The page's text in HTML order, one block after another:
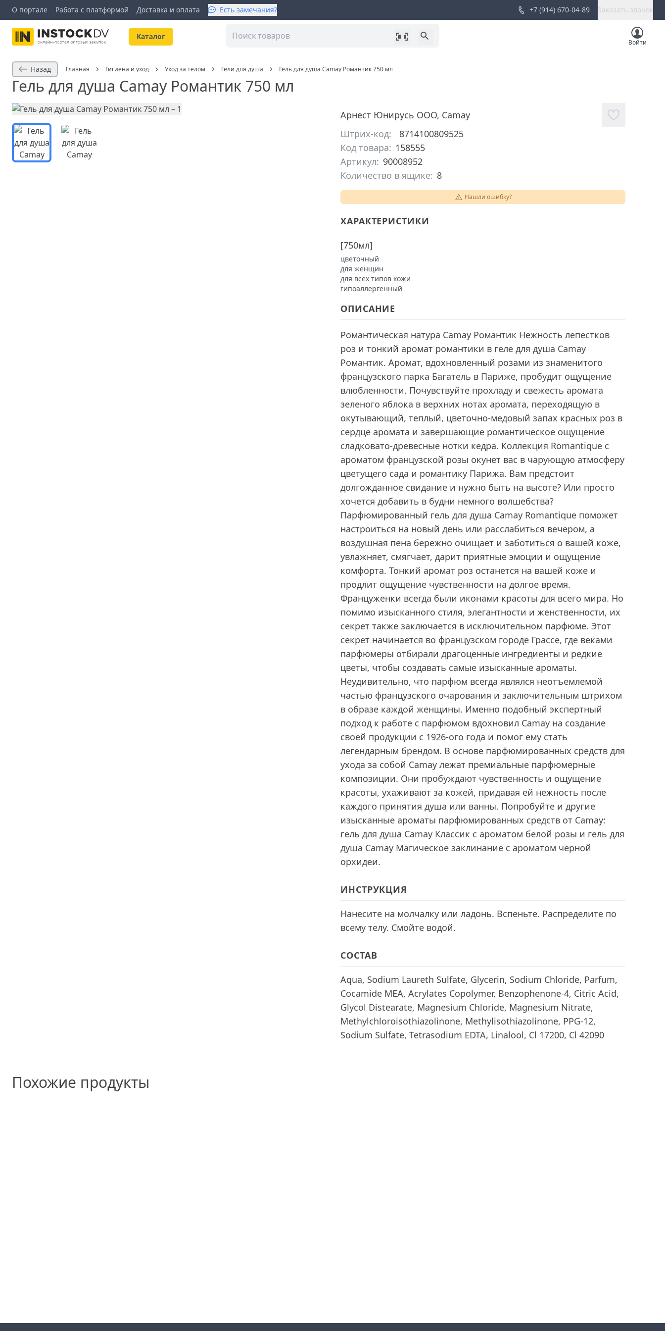
О портале Работа с платформой Доставка и оплата Есть замечания? +7 (914) 670-04-89 Заказать звонок
Kаталог
Войти
Назад Главная Гигиена и уход Уход за телом Гели для душа Гель для душа Camay Романтик 750 мл
Гель для душа Camay Романтик 750 мл
Арнест Юнирусь ООО, Camay
Штрих-код:
8714100809525
Код товара: 158555
Артикул: 90008952
Количество в ящике: 8
Нашли ошибку?
ХАРАКТЕРИСТИКИ
[750мл]
цветочный
для женщин
для всех типов кожи
гипоаллергенный
ОПИСАНИЕ
Романтическая натура Camay Романтик Нежность лепестков
роз и тонкий аромат романтики в геле для душа Camay
Романтик. Аромат, вдохновленный розами из знаменитого
французского парка Багатель в Париже, пробудит ощущение
влюбленности. Почувствуйте прохладу и свежесть аромата
зеленого яблока в верхних нотах аромата, переходящую в
окутывающий, теплый, цветочно-медовый запах красных роз в
сердце аромата и завершающие романтическое ощущение
сладковато-древесные нотки кедра. Коллекция Romantique c
ароматом французской розы окунет вас в чарующую атмосферу
цветущего сада и романтику Парижа. Вам предстоит
долгожданное свидание и нужно быть на высоте? Или просто
хочется добавить в будни немного волшебства?
Парфюмированный гель для душа Camay Romantique поможет
настроиться на новый день или расслабиться вечером, а
воздушная пена бережно очищает и заботиться о вашей коже,
увлажняет, смягчает, дарит приятные эмоции и ощущение
комфорта. Тонкий аромат роз останется на вашей коже и
продлит ощущение чувственности на долгое время.
Француженки всегда были иконами красоты для всего мира. Но
помимо изысканного стиля, элегантности и женственности, их
секрет также заключается в исключительном парфюме. Этот
секрет начинается во французском городе Грассе, где веками
парфюмеры отбирали драгоценные ингредиенты и редкие
цветы, чтобы создавать самые изысканные ароматы.
Неудивительно, что парфюм всегда являлся неотъемлемой
частью французского очарования и заключительным штрихом
в образе каждой женщины. Именно подобный экспертный
подход к работе с парфюмом вдохновил Camay на создание
своей продукции с 1926-ого года и помог ему стать
легендарным брендом. В основе парфюмированных средств для
ухода за собой Camay лежат премиальные парфюмерные
композиции. Они пробуждают чувственность и ощущение
красоты, ухаживают за кожей, придавая ей нежность после
каждого принятия душа или ванны. Попробуйте и другие
изысканные ароматы парфюмированных средств от Camay:
гель для душа Camay Классик с ароматом белой розы и гель для
душа Camay Магическое заклинание с ароматом черной
орхидеи.
ИНСТРУКЦИЯ
Нанесите на молчалку или ладонь. Вспеньте. Распределите по
всему телу. Смойте водой.
СОСТАВ
Aqua, Sodium Laureth Sulfate, Glycerin, Sodium Chloride, Parfum,
Cocamide MEA, Acrylates Copolymer, Benzophenone-4, Citric Acid,
Glycol Distearate, Magnesium Chloride, Magnesium Nitrate,
Methylchloroisothiazolinone, Methylisothiazolinone, PPG-12,
Sodium Sulfate, Tetrasodium EDTA, Linalool, Cl 17200, Cl 42090
Похожие продукты